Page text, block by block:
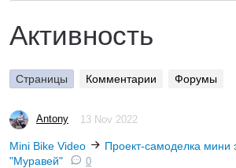
Активность
Страницы Комментарии Форумы
Antony 13 Nov 2022
Mini Bike Video
Проект-самоделка мини
"Муравей"
0